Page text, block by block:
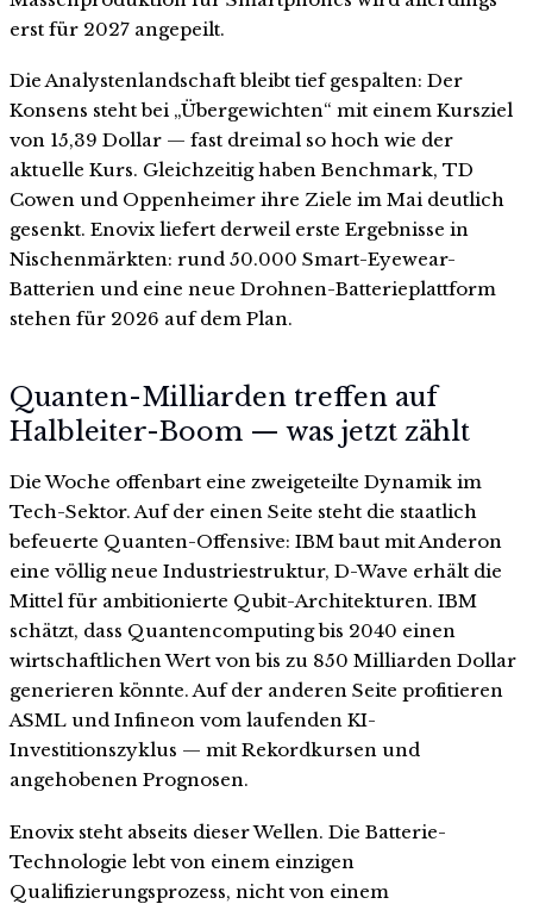
erst für 2027 angepeilt.
Die Analystenlandschaft bleibt tief gespalten: Der
Konsens steht bei „Übergewichten“ mit einem Kursziel
von 15,39 Dollar — fast dreimal so hoch wie der
aktuelle Kurs. Gleichzeitig haben Benchmark, TD
Cowen und Oppenheimer ihre Ziele im Mai deutlich
gesenkt. Enovix liefert derweil erste Ergebnisse in
Nischenmärkten: rund 50.000 Smart-Eyewear-
Batterien und eine neue Drohnen-Batterieplattform
stehen für 2026 auf dem Plan.
Quanten-Milliarden treffen auf
Halbleiter-Boom — was jetzt zählt
Die Woche offenbart eine zweigeteilte Dynamik im
Tech-Sektor. Auf der einen Seite steht die staatlich
befeuerte Quanten-Offensive: IBM baut mit Anderon
eine völlig neue Industriestruktur, D-Wave erhält die
Mittel für ambitionierte Qubit-Architekturen. IBM
schätzt, dass Quantencomputing bis 2040 einen
wirtschaftlichen Wert von bis zu 850 Milliarden Dollar
generieren könnte. Auf der anderen Seite profitieren
ASML und Infineon vom laufenden KI-
Investitionszyklus — mit Rekordkursen und
angehobenen Prognosen.
Enovix steht abseits dieser Wellen. Die Batterie-
Technologie lebt von einem einzigen
Qualifizierungsprozess, nicht von einem